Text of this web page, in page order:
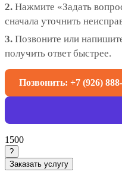
2. Нажмите «Задать
сначала уточнить
3. Позвоните или
получить ответ быстрее.
Позвонить: +7 (926)
1500
?
Заказать услугу